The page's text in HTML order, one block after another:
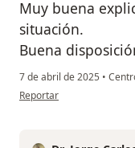
Muy buena
situación.
Buena
7 de abril de 2025 •
en opinión del usuario Suli
Reportar